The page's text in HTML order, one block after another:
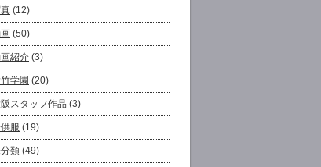
(12)
(50)
紹介 (3)
学園 (20)
スタッフ作品 (3)
服 (19)
類 (49)